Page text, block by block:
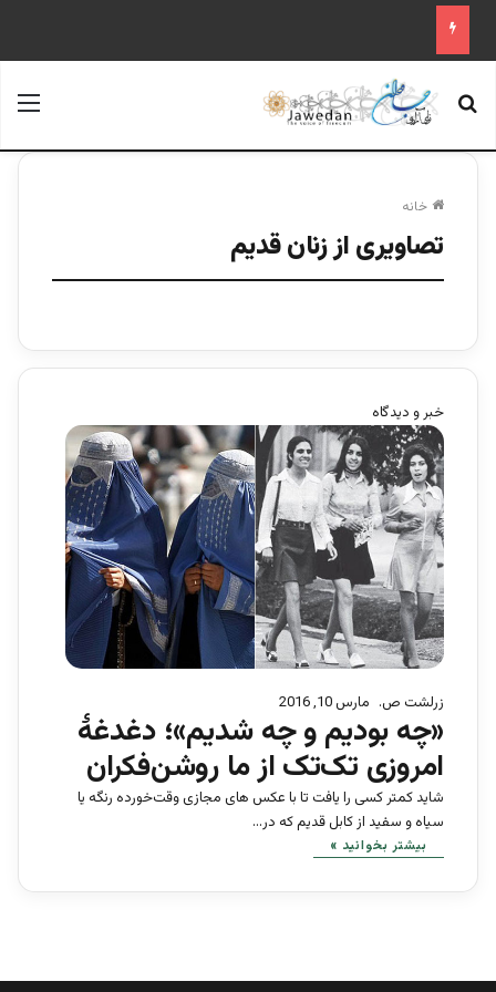
جستجو برای
خانه
تصاویری از زنان قدیم
خبر و دیدگاه
زرلشت ص. مارس 10, 2016
«چه بودیم و چه شدیم»؛ دغدغۀ
امروزی تک‌تک از ما روشن‌فکران
شاید کمتر کسی را یافت تا با عکس های مجازی وقت‌خورده رنگه یا
سیاه و سفید از کابل قدیم که در…
بیشتر بخوانید »